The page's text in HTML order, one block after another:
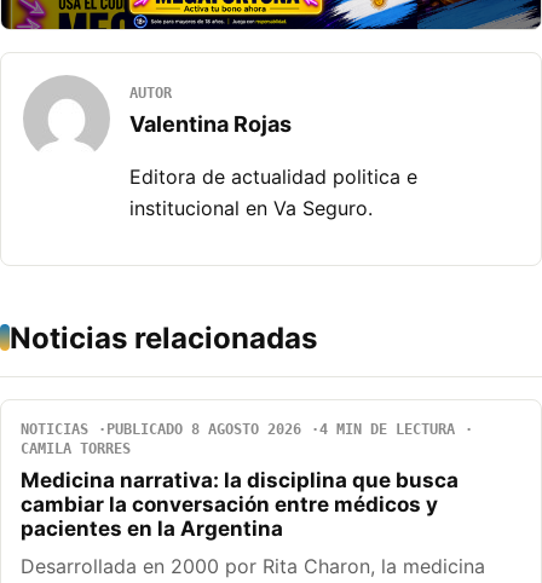
AUTOR
Valentina Rojas
Editora de actualidad politica e
institucional en Va Seguro.
Noticias relacionadas
NOTICIAS PUBLICADO 8 AGOSTO 2026
4 MIN DE LECTURA
CAMILA TORRES
Medicina narrativa: la disciplina que busca
cambiar la conversación entre médicos y
pacientes en la Argentina
Desarrollada en 2000 por Rita Charon, la medicina